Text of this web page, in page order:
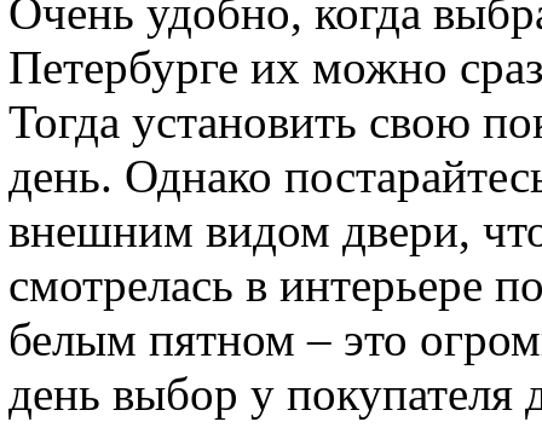
Очень удобно, когда
Петербурге их можно
Тогда установить свою
день. Однако
внешним видом двери,
смотрелась в интерьере
белым пятном – это
день выбор у покупателя